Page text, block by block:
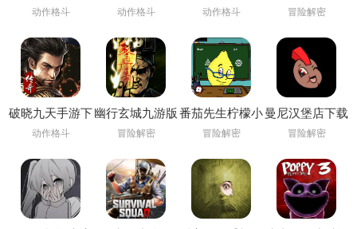
下载安装
2)
动作格斗
下载安装
动作格斗 动作格斗 冒险解密
破晓九天手游下
载
动作格斗
幽行玄城九游版
冒险解密
番茄先生柠檬小
姐下载安装
冒险解密
曼尼汉堡店下载
官方
Infernal Bonds)
冒险解密